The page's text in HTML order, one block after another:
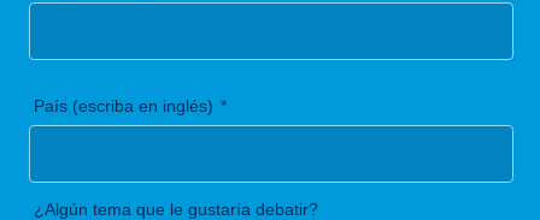
País (escriba en inglés)
¿Algún tema que le gustaría debatir?